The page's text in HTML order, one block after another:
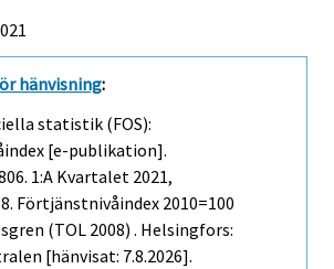
hänvisning:
statistik (FOS):
[e-publikation].
1:a Kvartalet 2021,
Förtjänstnivåindex 2010=100
(TOL 2008) . Helsingfors:
[hänvisat: 7.8.2026].